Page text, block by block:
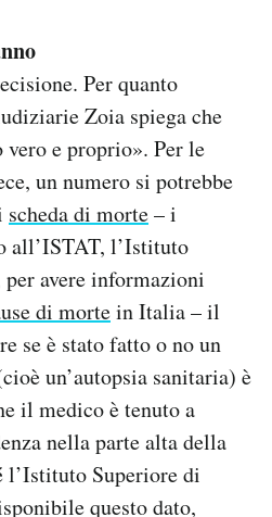
Per quanto
Zoia spiega che
e proprio». Per le
un numero si potrebbe
scheda di morte– i
all’ISTAT, l’Istituto
avere informazioni
di mortein Italia – il
se è stato fatto o no un
un’autopsia sanitaria) è
il medico è tenuto a
nella parte alta della
l’Istituto Superiore di
questo dato,